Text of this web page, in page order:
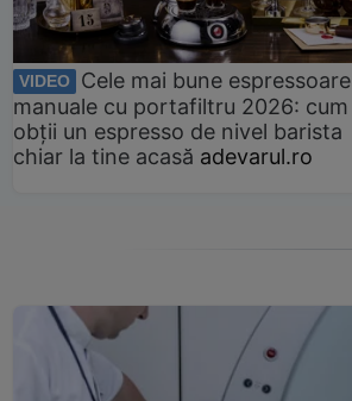
VIDEO
Cele mai bune espressoare
manuale cu portafiltru 2026: cum
obții un espresso de nivel barista
chiar la tine acasă adevarul.ro